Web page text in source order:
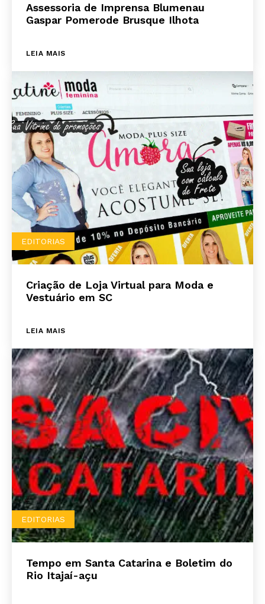
Assessoria de Imprensa Blumenau
Gaspar Pomerode Brusque Ilhota
LEIA MAIS
EDITORIAS
Criação de Loja Virtual para Moda e
Vestuário em SC
LEIA MAIS
EDITORIAS
Tempo em Santa Catarina e Boletim do
Rio Itajaí-açu